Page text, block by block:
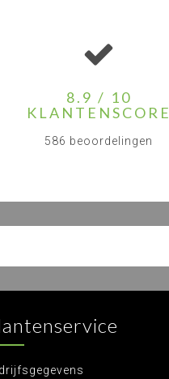
8.9 / 10
KLANTENSCORE
586 beoordelingen